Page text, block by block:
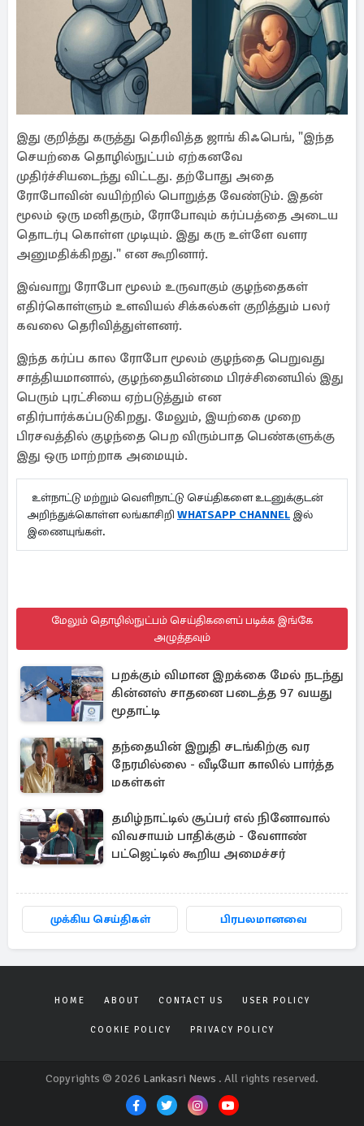
இது குறித்து கருத்து தெரிவித்த ஜாங் கிஃபெங், "இந்த
செயற்கை தொழில்நுட்பம் ஏற்கனவே
முதிர்ச்சியடைந்து விட்டது. தற்போது அதை
ரோபோவின் வயிற்றில் பொறுத்த வேண்டும். இதன்
மூலம் ஒரு மனிதரும், ரோபோவும் கர்ப்பத்தை அடைய
தொடர்பு கொள்ள முடியும். இது கரு உள்ளே வளர
அனுமதிக்கிறது." என கூறினார்.
இவ்வாறு ரோபோ மூலம் உருவாகும் குழந்தைகள்
எதிர்கொள்ளும் உளவியல் சிக்கல்கள் குறித்தும் பலர்
கவலை தெரிவித்துள்ளனர்.
இந்த கர்ப்ப கால ரோபோ மூலம் குழந்தை பெறுவது
சாத்தியமானால், குழந்தையின்மை பிரச்சினையில் இது
பெரும் புரட்சியை ஏற்படுத்தும் என
எதிர்பார்க்கப்படுகிறது. மேலும், இயற்கை முறை
பிரசவத்தில் குழந்தை பெற விரும்பாத பெண்களுக்கு
இது ஒரு மாற்றாக அமையும்.
உள்நாட்டு மற்றும் வெளிநாட்டு செய்திகளை உடனுக்குடன்
அறிந்துக்கொள்ள லங்காசிறி WHATSAPP CHANNEL இல்
இணையுங்கள்.
மேலும் தொழில்நுட்பம் செய்திகளைப் படிக்க இங்கே
அழுத்தவும்
பறக்கும் விமான இறக்கை மேல் நடந்து
கின்னஸ் சாதனை படைத்த 97 வயது
மூதாட்டி
தந்தையின் இறுதி சடங்கிற்கு வர
நேரமில்லை - வீடியோ காலில் பார்த்த
மகள்கள்
தமிழ்நாட்டில் சூப்பர் எல் நினோவால்
விவசாயம் பாதிக்கும் - வேளாண்
பட்ஜெட்டில் கூறிய அமைச்சர்
முக்கிய செய்திகள் பிரபலமானவை
HOME ABOUT CONTACT US USER POLICY
COOKIE POLICY PRIVACY POLICY
Copyrights © 2026 Lankasri News . All rights reserved.